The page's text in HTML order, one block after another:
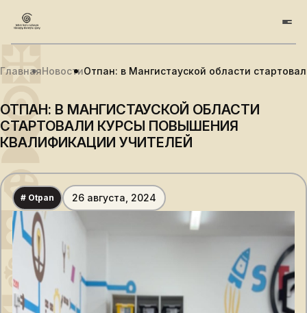
ГлавнаяНовостиОтпан: в Мангистауской области
ОТПАН: В МАНГИСТАУСКОЙ ОБЛАСТИ
СТАРТОВАЛИ КУРСЫ ПОВЫШЕНИЯ
КВАЛИФИКАЦИИ УЧИТЕЛЕЙ
# Otpan 26 августа, 2024